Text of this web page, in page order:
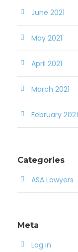
June 2021
May 2021
April 2021
March 2021
February 2021
Categories
ASA Lawyers
Meta
Log in